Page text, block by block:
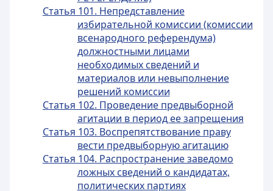
Статья 101. Непредставление
избирательной комиссии (комиссии
всенародного референдума)
должностными лицами
необходимых сведений и
материалов или невыполнение
решений комиссии
Статья 102. Проведение предвыборной
агитации в период ее запрещения
Статья 103. Воспрепятствование праву
вести предвыборную агитацию
Статья 104. Распространение заведомо
ложных сведений о кандидатах,
политических партиях